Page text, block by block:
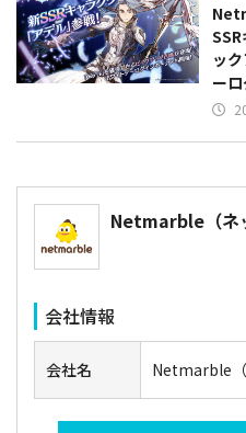
ッ
ー
​Netmarble（ネ
会社情報
会社名 ​Netmarble（